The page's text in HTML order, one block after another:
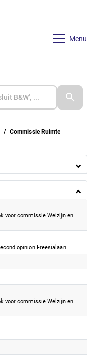
Menu
Commissie Ruimte
voor commissie Welzijn en
opinion Freesialaan
voor commissie Welzijn en